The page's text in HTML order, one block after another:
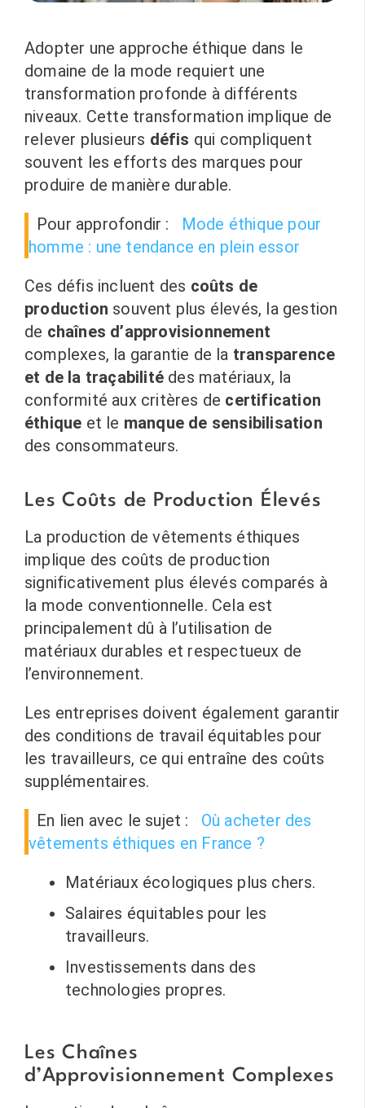
Adopter une approche éthique dans le
domaine de la mode requiert une
transformation profonde à différents
niveaux. Cette transformation implique de
relever plusieurs défis qui compliquent
souvent les efforts des marques pour
produire de manière durable.
Pour approfondir :
Mode éthique pour
homme : une tendance en plein essor
Ces défis incluent des coûts de
production souvent plus élevés, la gestion
de chaînes d’approvisionnement
complexes, la garantie de la transparence
et de la traçabilité des matériaux, la
conformité aux critères de certification
éthique et le manque de sensibilisation
des consommateurs.
Les Coûts de Production Élevés
La production de vêtements éthiques
implique des coûts de production
significativement plus élevés comparés à
la mode conventionnelle. Cela est
principalement dû à l’utilisation de
matériaux durables et respectueux de
l’environnement.
Les entreprises doivent également garantir
des conditions de travail équitables pour
les travailleurs, ce qui entraîne des coûts
supplémentaires.
En lien avec le sujet :
Où acheter des
vêtements éthiques en France ?
Matériaux écologiques plus chers.
Salaires équitables pour les
travailleurs.
Investissements dans des
technologies propres.
Les Chaînes
d’Approvisionnement Complexes